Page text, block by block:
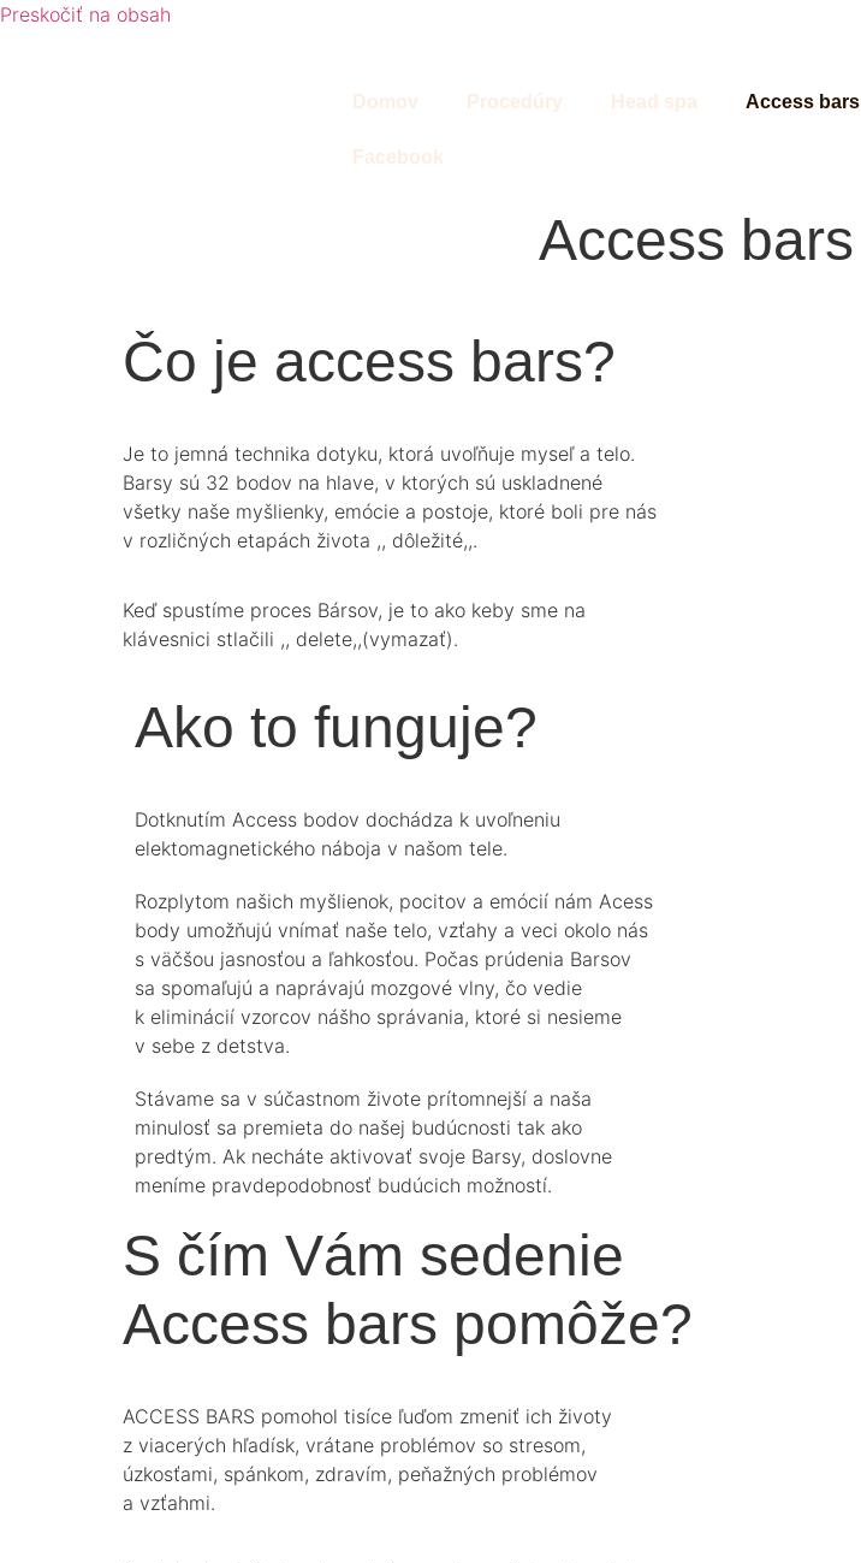
Preskočiť na obsah
Domov Procedúry Head spa Access bars
Facebook
Access bars
Čo je access bars?
Je to jemná technika dotyku, ktorá uvoľňuje myseľ a telo.
Barsy sú 32 bodov na hlave, v ktorých sú uskladnené
všetky naše myšlienky, emócie a postoje, ktoré boli pre nás
v rozličných etapách života ,, dôležité,,.
Keď spustíme proces Bársov, je to ako keby sme na
klávesnici stlačili ,, delete,,(vymazať).
Ako to funguje?
Dotknutím Access bodov dochádza k uvoľneniu
elektomagnetického náboja v našom tele.
Rozplytom našich myšlienok, pocitov a emócií nám Acess
body umožňujú vnímať naše telo, vzťahy a veci okolo nás
s väčšou jasnosťou a ľahkosťou. Počas prúdenia Barsov
sa spomaľujú a naprávajú mozgové vlny, čo vedie
k eliminácií vzorcov nášho správania, ktoré si nesieme
v sebe z detstva.
Stávame sa v súčastnom živote prítomnejší a naša
minulosť sa premieta do našej budúcnosti tak ako
predtým. Ak necháte aktivovať svoje Barsy, doslovne
meníme pravdepodobnosť budúcich možností.
S čím Vám sedenie
Access bars pomôže?
ACCESS BARS pomohol tisíce ľuďom zmeniť ich životy
z viacerých hľadísk, vrátane problémov so stresom,
úzkosťami, spánkom, zdravím, peňažných problémov
a vzťahmi.